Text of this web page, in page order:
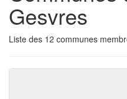
Gesvres
Liste des 12 communes